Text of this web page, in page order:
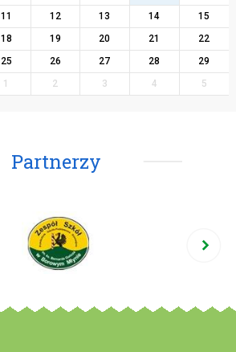
11 12 13 14
15
18 19 20 21
22
25 26 27 28
29
1 2 3 4 5
Partnerzy